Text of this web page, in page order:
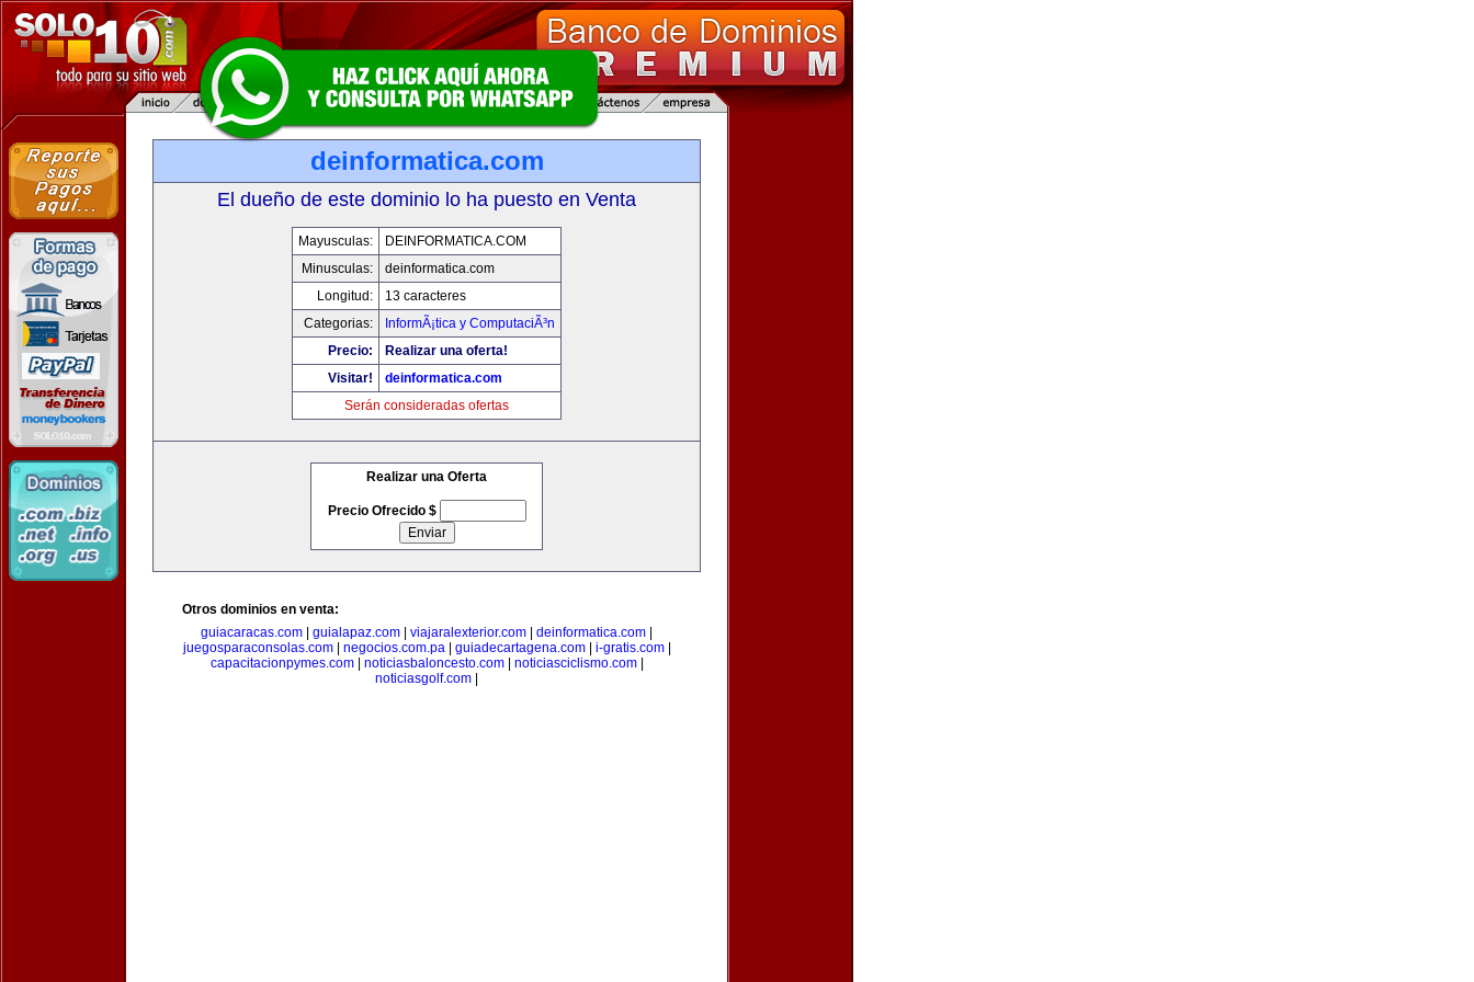
deinformatica.com
El dueño de este dominio lo ha puesto en Venta
Mayusculas:
DEINFORMATICA.COM
Minusculas:
deinformatica.com
Longitud:
13 caracteres
Categorias:
InformÃ¡tica y ComputaciÃ³n
Precio:
Realizar una oferta!
Visitar!
deinformatica.com
Serán consideradas ofertas
Realizar una Oferta
Precio Ofrecido $
Otros dominios en venta:
guiacaracas.com
guialapaz.com viajaralexterior.com deinformatica.com
juegosparaconsolas.com| negocios.com.pa| guiadecartagena.com| i-gratis.com|
capacitacionpymes.com| noticiasbaloncesto.com| noticiasciclismo.com|
noticiasgolf.com